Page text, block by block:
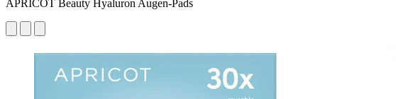
APRICOT Beauty Hyaluron Augen‑Pads